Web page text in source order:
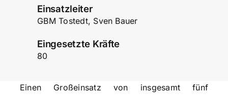
Einsatzleiter
GBM Tostedt, Sven Bauer
Eingesetzte Kräfte
80
Einen Großeinsatz von insgesamt fünf